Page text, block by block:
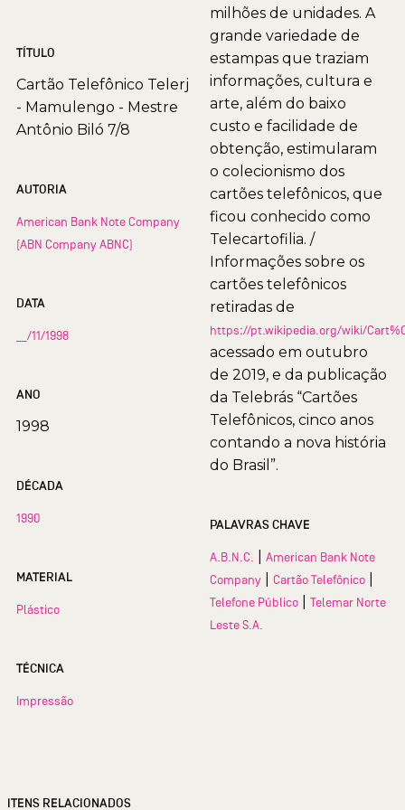
TÍTULO
Cartão Telefônico Telerj
- Mamulengo - Mestre
Antônio Biló 7/8
AUTORIA
American Bank Note Company
(ABN Company ABNC)
DATA
__/11/1998
ANO
1998
DÉCADA
1990
MATERIAL
Plástico
TÉCNICA
Impressão
milhões de unidades. A
grande variedade de
estampas que traziam
informações, cultura e
arte, além do baixo
custo e facilidade de
obtenção, estimularam
o colecionismo dos
cartões telefônicos, que
ficou conhecido como
Telecartofilia. /
Informações sobre os
cartões telefônicos
retiradas de
https://pt.wikipedia.org/wiki/
acessado em outubro
de 2019, e da publicação
da Telebrás “Cartões
Telefônicos, cinco anos
contando a nova história
do Brasil”.
PALAVRAS CHAVE
A.B.N.C.
American Bank Note
Company
Cartão Telefônico
Telefone Público
Telemar Norte
Leste S.A.
ITENS RELACIONADOS